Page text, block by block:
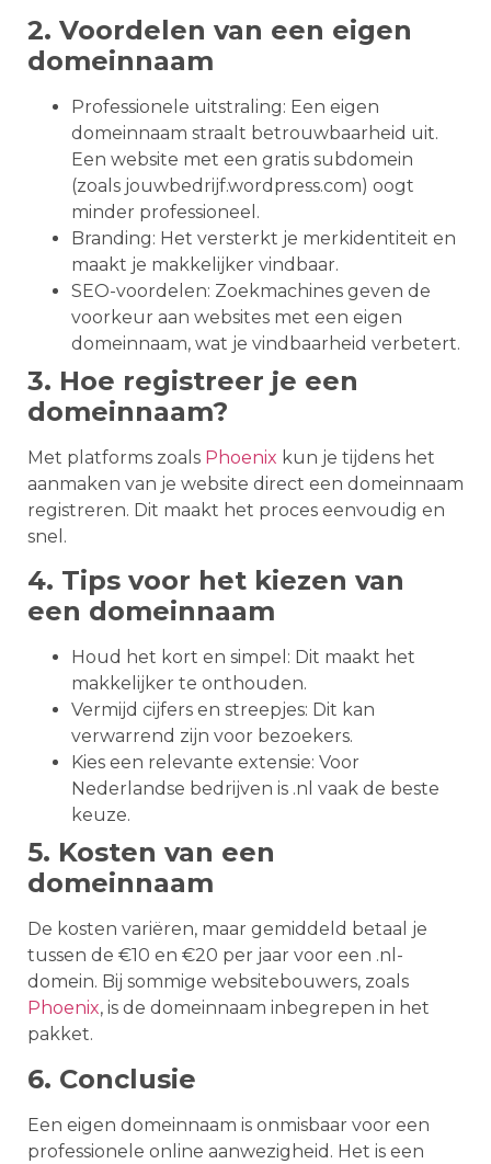
2. Voordelen van een eigen
domeinnaam
Professionele uitstraling: Een eigen
domeinnaam straalt betrouwbaarheid uit.
Een website met een gratis subdomein
(zoals jouwbedrijf.wordpress.com) oogt
minder professioneel.
Branding: Het versterkt je merkidentiteit en
maakt je makkelijker vindbaar.
SEO-voordelen: Zoekmachines geven de
voorkeur aan websites met een eigen
domeinnaam, wat je vindbaarheid verbetert.
3. Hoe registreer je een
domeinnaam?
Met platforms zoals Phoenix kun je tijdens het
aanmaken van je website direct een domeinnaam
registreren. Dit maakt het proces eenvoudig en
snel.
4. Tips voor het kiezen van
een domeinnaam
Houd het kort en simpel: Dit maakt het
makkelijker te onthouden.
Vermijd cijfers en streepjes: Dit kan
verwarrend zijn voor bezoekers.
Kies een relevante extensie: Voor
Nederlandse bedrijven is .nl vaak de beste
keuze.
5. Kosten van een
domeinnaam
De kosten variëren, maar gemiddeld betaal je
tussen de €10 en €20 per jaar voor een .nl-
domein. Bij sommige websitebouwers, zoals
Phoenix, is de domeinnaam inbegrepen in het
pakket.
6. Conclusie
Een eigen domeinnaam is onmisbaar voor een
professionele online aanwezigheid. Het is een